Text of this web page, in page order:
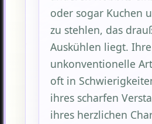
oder sogar Kuchen
zu stehlen, das
Auskühlen liegt. Ihre
unkonventionelle
oft in
ihres scharfen
ihres herzlichen